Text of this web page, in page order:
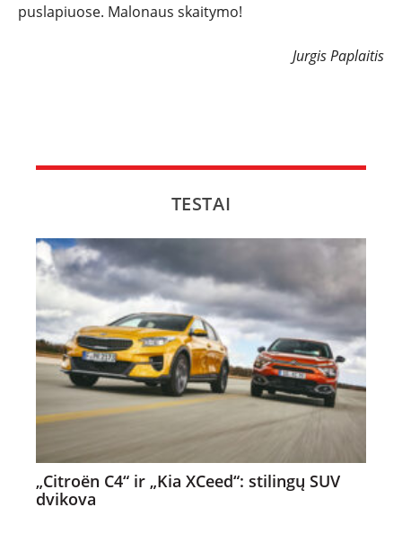
puslapiuose. Malonaus skaitymo!
Jurgis Paplaitis
TESTAI
„Citroën C4“ ir „Kia XCeed“: stilingų SUV
dvikova